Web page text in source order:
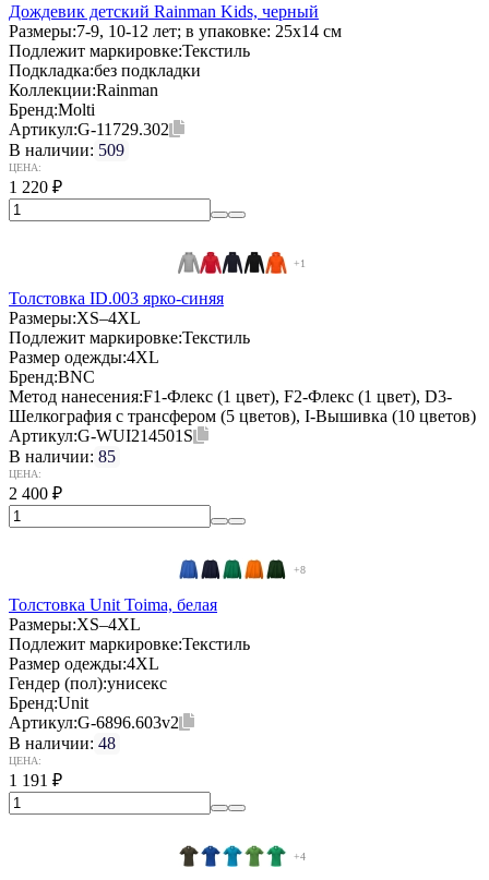
Дождевик детский Rainman Kids, черный
Размеры:7-9, 10-12 лет; в упаковке: 25x14 см
Подлежит маркировке:Текстиль
Подкладка:без подкладки
Коллекции:Rainman
Бренд:Molti
Артикул:G-11729.302
В наличии: 509
ЦЕНА:
1 220 ₽
+1
Толстовка ID.003 ярко-синяя
Размеры:XS–4XL
Подлежит маркировке:Текстиль
Размер одежды:4XL
Бренд:BNC
Метод нанесения:F1-Флекс (1 цвет), F2-Флекс (1 цвет), D3-
Шелкография с трансфером (5 цветов), I-Вышивка (10 цветов)
Артикул:G-WUI214501S
В наличии: 85
ЦЕНА:
2 400 ₽
+8
Толстовка Unit Toima, белая
Размеры:XS–4XL
Подлежит маркировке:Текстиль
Размер одежды:4XL
Гендер (пол):унисекс
Бренд:Unit
Артикул:G-6896.603v2
В наличии: 48
ЦЕНА:
1 191 ₽
+4